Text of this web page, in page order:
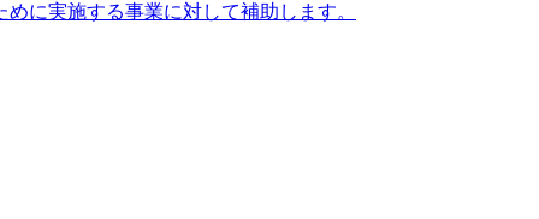
に実施する事業に対して補助します。